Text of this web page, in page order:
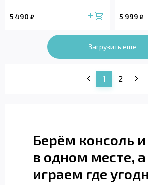
5 490 ₽ 5 999 ₽
Загрузить еще
1 2
Берём консоль
в одном месте, а
играем где